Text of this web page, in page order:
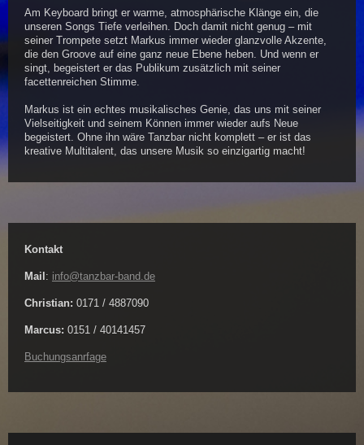
Am Keyboard bringt er warme, atmosphärische Klänge ein, die
unseren Songs Tiefe verleihen. Doch damit nicht genug – mit
seiner Trompete setzt Markus immer wieder glanzvolle Akzente,
die den Groove auf eine ganz neue Ebene heben. Und wenn er
singt, begeistert er das Publikum zusätzlich mit seiner
facettenreichen Stimme.
Markus ist ein echtes musikalisches Genie, das uns mit seiner
Vielseitigkeit und seinem Können immer wieder aufs Neue
begeistert. Ohne ihn wäre Tanzbar nicht komplett – er ist das
kreative Multitalent, das unsere Musik so einzigartig macht!
Kontakt
Mail : info@tanzbar-band.de
Christian: 0171 / 4887090
Marcus: 0151 / 40141457
Buchungsanrfage